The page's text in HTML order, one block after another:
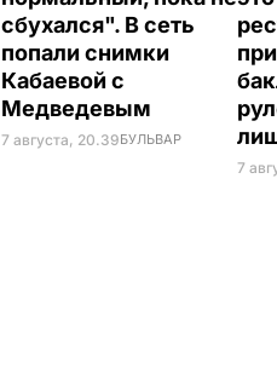
сбухался". В сеть
попали снимки
Кабаевой с
Медведевым
7 августа, 20.39БУЛЬВАР
7